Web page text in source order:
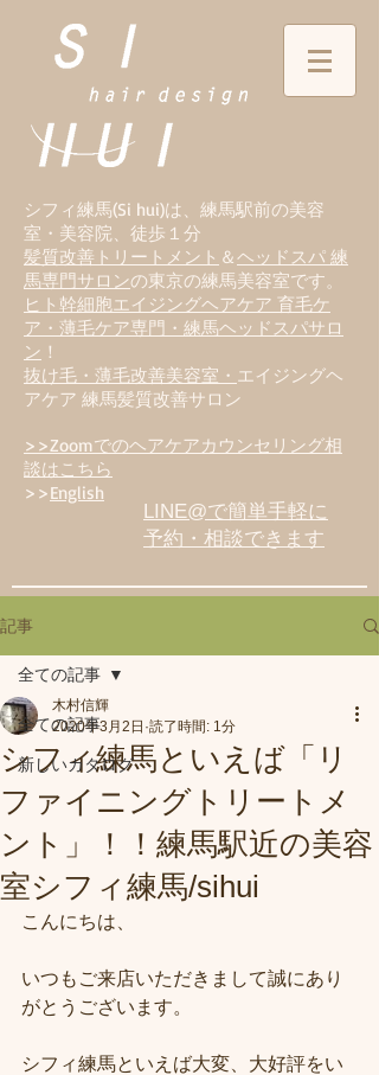
シフィ練馬(Si hui)は、 練馬駅前の美容
室・美容院、徒歩１分
髪質改善トリートメント ＆ヘッドスパ 練
馬専門サロンの東京の練馬美容室です。
ヒト幹細胞エイジングヘアケア 育毛ケ
ア・薄毛ケア専門・練馬ヘッドスパサロ
ン ！
抜け毛・薄毛改善美容室・ エイジングヘ
アケア 練馬髪質改善サロン
>>Zoomでのヘアケアカウンセリング相
談はこちら
>>English
LINE@で簡単手軽に
予約・相談できます
記事
全ての記事
新しいカタログ
全ての記事
シフィ練馬といえば「リ
ファイニングトリートメ
ント」！！練馬駅近の美容
室シフィ練馬/sihui
木村信輝
2020年3月2日 読了時間: 1分
こんにちは、
いつもご来店いただきまして誠にあり
がとうございます。
シフィ練馬といえば大変、大好評をい